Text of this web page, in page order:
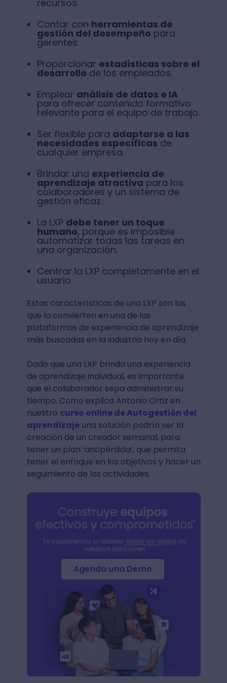
recursos.
Contar con herramientas de
gestión del desempeño para
gerentes.
Proporcionar estadísticas sobre el
desarrollo de los empleados.
Emplear análisis de datos e IA
para ofrecer contenido formativo
relevante para el equipo de trabajo.
Ser flexible para adaptarse a las
necesidades específicas de
cualquier empresa.
Brindar una experiencia de
aprendizaje atractiva para los
colaboradores y un sistema de
gestión eficaz.
La LXP debe tener un toque
humano, porque es imposible
automatizar todas las tareas en
una organización.
Centrar la LXP completamente en el
usuario.
Estas características de una LXP son las
que la convierten en una de las
plataformas de experiencia de aprendizaje
más buscadas en la industria hoy en día.
Dado que una LXP brinda una experiencia
de aprendizaje individual, es importante
que el colaborador sepa administrar su
tiempo. Como explica Antonio Ortiz en
nuestro curso online de Autogestión del
aprendizajeuna solución podría ser la
creación de un creador semanal, para
tener un plan ‘antipérdida’, que permita
tener el enfoque en los objetivos y hacer un
seguimiento de las actividades.
Agenda una Demo